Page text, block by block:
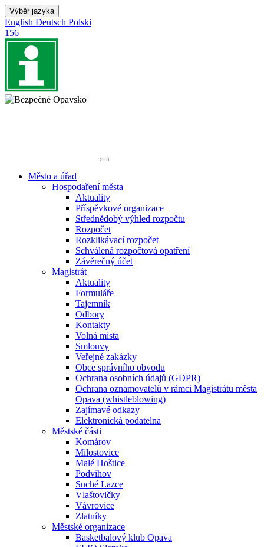
Výběr jazyka
English Deutsch Polski
156
Město a úřad
Hospodaření města
Aktuality
Příspěvkové organizace
Střednědobý výhled rozpočtu
Rozpočet
Rozklikávací rozpočet
Schválená rozpočtová opatření
Závěrečný účet
Magistrát
Aktuality
Formuláře
Tajemník
Odbory
Kontakty
Volná místa
Smlouvy
Veřejné zakázky
Obce správního obvodu
Ochrana osobních údajů (GDPR)
Ochrana oznamovatelů v rámci Magistrátu města
Opava (whistleblowing)
Zajímavé odkazy
Elektronická podatelna
Městské části
Komárov
Milostovice
Malé Hoštice
Podvihov
Suché Lazce
Vlaštovičky
Vávrovice
Zlatníky
Městské organizace
Basketbalový klub Opava